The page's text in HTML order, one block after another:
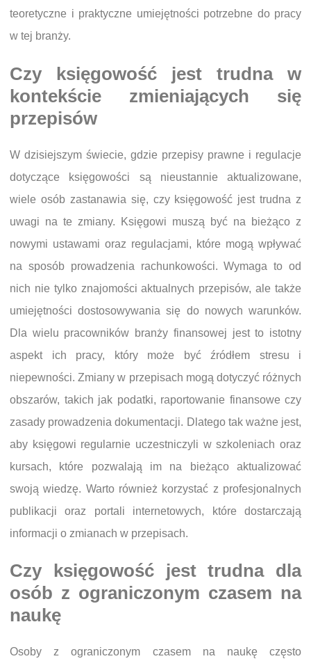
teoretyczne i praktyczne umiejętności potrzebne do pracy
w tej branży.
Czy księgowość jest trudna w
kontekście zmieniających się
przepisów
W dzisiejszym świecie, gdzie przepisy prawne i regulacje
dotyczące księgowości są nieustannie aktualizowane,
wiele osób zastanawia się, czy księgowość jest trudna z
uwagi na te zmiany. Księgowi muszą być na bieżąco z
nowymi ustawami oraz regulacjami, które mogą wpływać
na sposób prowadzenia rachunkowości. Wymaga to od
nich nie tylko znajomości aktualnych przepisów, ale także
umiejętności dostosowywania się do nowych warunków.
Dla wielu pracowników branży finansowej jest to istotny
aspekt ich pracy, który może być źródłem stresu i
niepewności. Zmiany w przepisach mogą dotyczyć różnych
obszarów, takich jak podatki, raportowanie finansowe czy
zasady prowadzenia dokumentacji. Dlatego tak ważne jest,
aby księgowi regularnie uczestniczyli w szkoleniach oraz
kursach, które pozwalają im na bieżąco aktualizować
swoją wiedzę. Warto również korzystać z profesjonalnych
publikacji oraz portali internetowych, które dostarczają
informacji o zmianach w przepisach.
Czy księgowość jest trudna dla
osób z ograniczonym czasem na
naukę
Osoby z ograniczonym czasem na naukę często